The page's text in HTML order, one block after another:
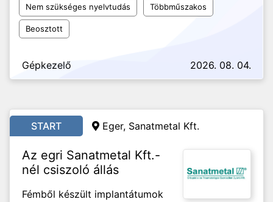
Nem szükséges nyelvtudás Többműszakos
Beosztott
Gépkezelő 2026. 08. 04.
START Eger, Sanatmetal Kft.
Az egri Sanatmetal Kft.-
nél csiszoló állás
Fémből készült implantátumok